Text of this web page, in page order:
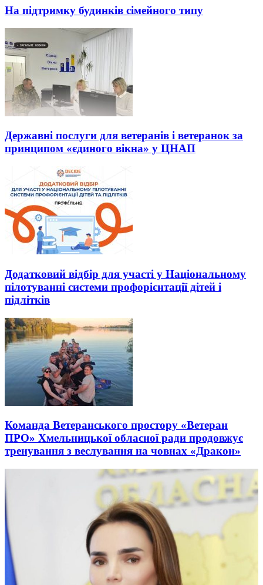
На підтримку будинків сімейного типу
Державні послуги для ветеранів і ветеранок за
принципом «єдиного вікна» у ЦНАП
Додатковий відбір для участі у Національному
пілотуванні системи профорієнтації дітей і
підлітків
Команда Ветеранського простору «Ветеран
ПРО» Хмельницької обласної ради продовжує
тренування з веслування на човнах «Дракон»